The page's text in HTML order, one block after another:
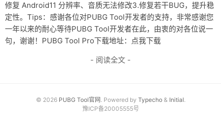
运营日常
新版发布
归档
修复 Android11 分辨率、音质无法修改3.修复若干BUG，提升稳
定性。Tips：感谢各位对PUBG Tool开发者的支持，非常感谢您
一年以来的耐心等待PUBG Tool开发者在此，由衷的对各位说一
句，谢谢！PUBG Tool Pro下载地址：点我下载
- 阅读全文 -
© 2026 PUBG Tool官网 . Powered by Typecho& Initial.
豫ICP备20005555号